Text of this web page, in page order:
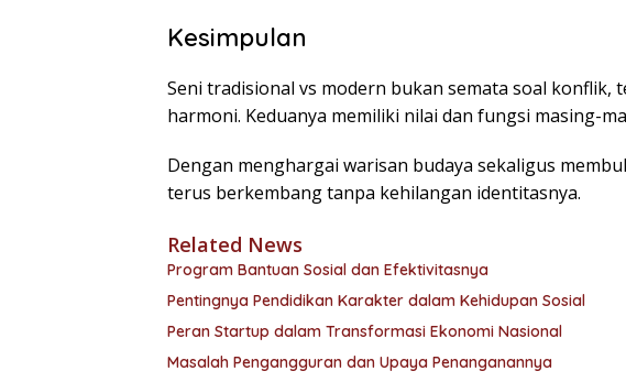
Kesimpulan
Seni tradisional vs modern bukan semata soal konflik,
harmoni. Keduanya memiliki nilai dan fungsi masing-
Dengan menghargai warisan budaya sekaligus
terus berkembang tanpa kehilangan identitasnya.
Related News
Program Bantuan Sosial dan Efektivitasnya
Pentingnya Pendidikan Karakter dalam Kehidupan Sosial
Peran Startup dalam Transformasi Ekonomi Nasional
Masalah Pengangguran dan Upaya Penanganannya